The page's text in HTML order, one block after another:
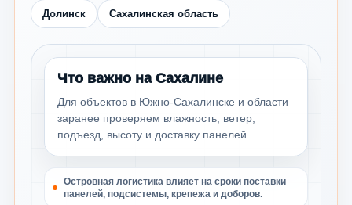
Долинск Сахалинская область
Что важно на Сахалине
Для объектов в Южно-Сахалинске и области
заранее проверяем влажность, ветер,
подъезд, высоту и доставку панелей.
Островная логистика влияет на сроки поставки
панелей, подсистемы, крепежа и доборов.